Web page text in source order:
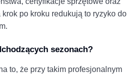
po kroku redukują to ryzyko do
sezonach?
to, że przy takim profesjonalnym